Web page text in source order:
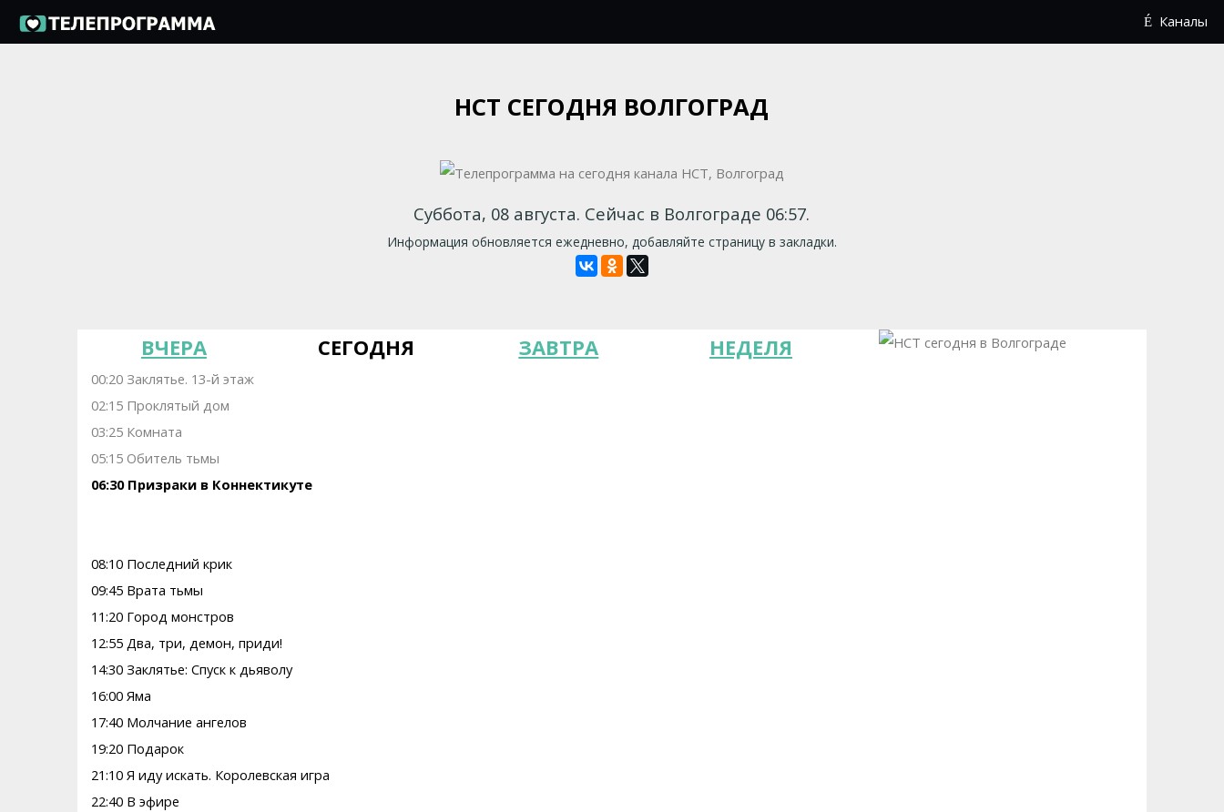
Каналы
НСТ СЕГОДНЯ ВОЛГОГРАД
Суббота, 08 августа. Сейчас в Волгограде 06:57.
Информация обновляется ежедневно, добавляйте страницу в закладки.
ВЧЕРА СЕГОДНЯ ЗАВТРА НЕДЕЛЯ
00:20 Заклятье. 13-й этаж
02:15 Проклятый дом
03:25 Комната
05:15 Обитель тьмы
06:30 Призраки в Коннектикуте
08:10 Последний крик
09:45 Врата тьмы
11:20 Город монстров
12:55 Два, три, демон, приди!
14:30 Заклятье: Спуск к дьяволу
16:00 Яма
17:40 Молчание ангелов
19:20 Подарок
21:10 Я иду искать. Королевская игра
22:40 В эфире